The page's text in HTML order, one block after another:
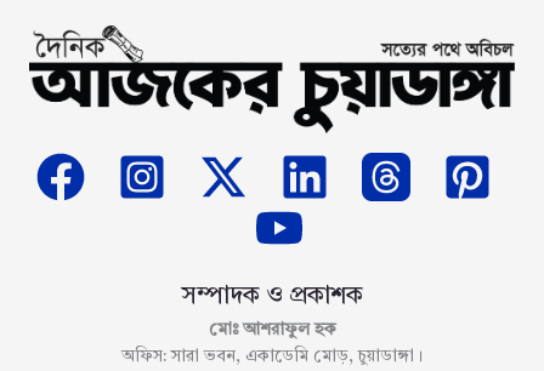
সম্পাদক ও প্রকাশক
মোঃ আশরাফুল হক
অফিস: সারা ভবন, একাডেমি মোড়, চুয়াডাঙ্গা।